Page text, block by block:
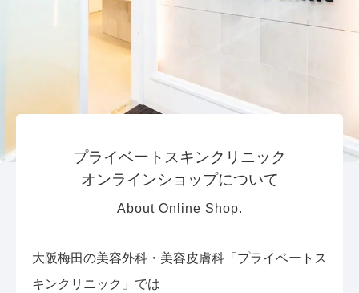
プライベートスキンクリニック
オンラインショップについて
About Online Shop.
大阪梅田の美容外科・美容皮膚科「プライベートス
キンクリニック」では